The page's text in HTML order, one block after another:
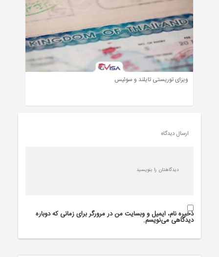
ویزای توریستی تایلند و سوئیس
ارسال دیدگاه
ذخیره نام، ایمیل و وبسایت من در مرورگر برای زمانی که دوباره
دیدگاهی می‌نویسم.